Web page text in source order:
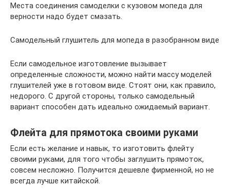
Места соединения самоделки с кузовом мопеда для
верности надо будет смазать.
Самодельный глушитель для мопеда в разобранном виде
Если самодельное изготовление вызывает
определенные сложности, можно найти массу моделей
глушителей уже в готовом виде. Стоят они, как правило,
недорого. С другой стороны, только самодельный
вариант способен дать идеально ожидаемый вариант.
Флейта для прямотока своими руками
Если есть желание и навык, то изготовить флейту
своими руками, для того чтобы заглушить прямоток,
совсем несложно. Получится дешевле фирменной, но не
всегда лучше китайской.